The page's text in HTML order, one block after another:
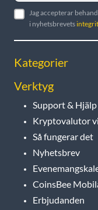
Jag accepterar
i nyhetsbrevets
Kategorier
Verktyg
Support & Hjälp
Kryptovalutor
Så fungerar det
Nyhetsbrev
CoinsBee
Erbjudanden